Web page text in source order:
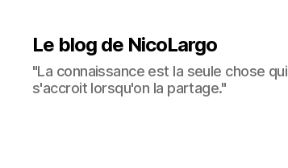
Le blog de NicoLargo
"La connaissance est la seule chose qui
s'accroit lorsqu'on la partage."